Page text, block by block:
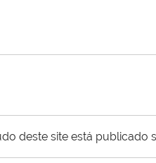
deste site está publicado